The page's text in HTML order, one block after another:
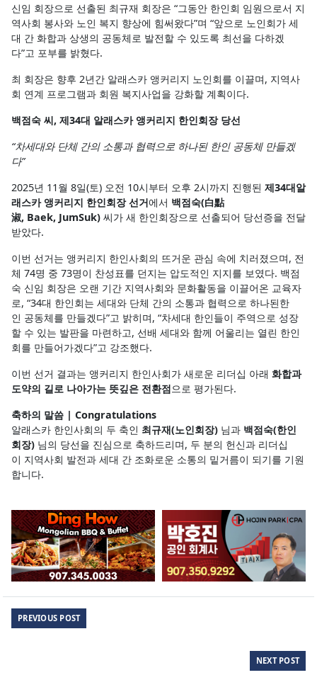
신임 회장으로 선출된 최규재 회장은 “그동안 한인회 임원으로서 지
역사회 봉사와 노인 복지 향상에 힘써왔다”며 “앞으로 노인회가 세
대 간 화합과 상생의 공동체로 발전할 수 있도록 최선을 다하겠
다”고 포부를 밝혔다.
최 회장은 향후 2년간 알래스카 앵커리지 노인회를 이끌며, 지역사
회 연계 프로그램과 회원 복지사업을 강화할 계획이다.
백점숙 씨, 제34대 알래스카 앵커리지 한인회장 당선
“차세대와 단체 간의 소통과 협력으로 하나된 한인 공동체 만들겠
다”
2025년 11월 8일(토) 오전 10시부터 오후 2시까지 진행된 제34대알
래스카 앵커리지 한인회장 선거에서 백점숙(白點
淑, Baek, JumSuk) 씨가 새 한인회장으로 선출되어 당선증을 전달
받았다.
이번 선거는 앵커리지 한인사회의 뜨거운 관심 속에 치러졌으며, 전
체 74명 중 73명이 찬성표를 던지는 압도적인 지지를 보였다. 백점
숙 신임 회장은 오랜 기간 지역사회와 문화활동을 이끌어온 교육자
로, “34대 한인회는 세대와 단체 간의 소통과 협력으로 하나된한
인 공동체를 만들겠다”고 밝히며, “차세대 한인들이 주역으로 성장
할 수 있는 발판을 마련하고, 선배 세대와 함께 어울리는 열린 한인
회를 만들어가겠다”고 강조했다.
이번 선거 결과는 앵커리지 한인사회가 새로운 리더십 아래 화합과
도약의 길로 나아가는 뜻깊은 전환점으로 평가된다.
축하의 말씀 | Congratulations
알래스카 한인사회의 두 축인 최규재(노인회장) 님과 백점숙(한인
회장) 님의 당선을 진심으로 축하드리며, 두 분의 헌신과 리더십
이 지역사회 발전과 세대 간 조화로운 소통의 밑거름이 되기를 기원
합니다.
PREVIOUS POST
NEXT POST